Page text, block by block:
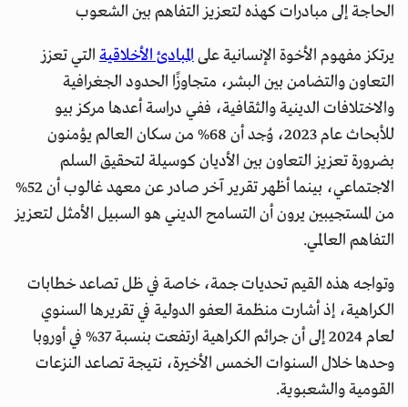
الحاجة إلى مبادرات كهذه لتعزيز التفاهم بين الشعوب
يرتكز مفهوم الأخوة الإنسانية علىالمبادئ الأخلاقية التي تعزز
التعاون والتضامن بين البشر، متجاوزًا الحدود الجغرافية
والاختلافات الدينية والثقافية، ففي دراسة أعدها مركز بيو
للأبحاث عام 2023، وُجد أن 68% من سكان العالم يؤمنون
بضرورة تعزيز التعاون بين الأديان كوسيلة لتحقيق السلم
الاجتماعي، بينما أظهر تقرير آخر صادر عن معهد غالوب أن 52%
من المستجيبين يرون أن التسامح الديني هو السبيل الأمثل لتعزيز
التفاهم العالمي.
وتواجه هذه القيم تحديات جمة، خاصة في ظل تصاعد خطابات
الكراهية، إذ أشارت منظمة العفو الدولية في تقريرها السنوي
لعام 2024 إلى أن جرائم الكراهية ارتفعت بنسبة 37% في أوروبا
وحدها خلال السنوات الخمس الأخيرة، نتيجة تصاعد النزعات
القومية والشعبوية.